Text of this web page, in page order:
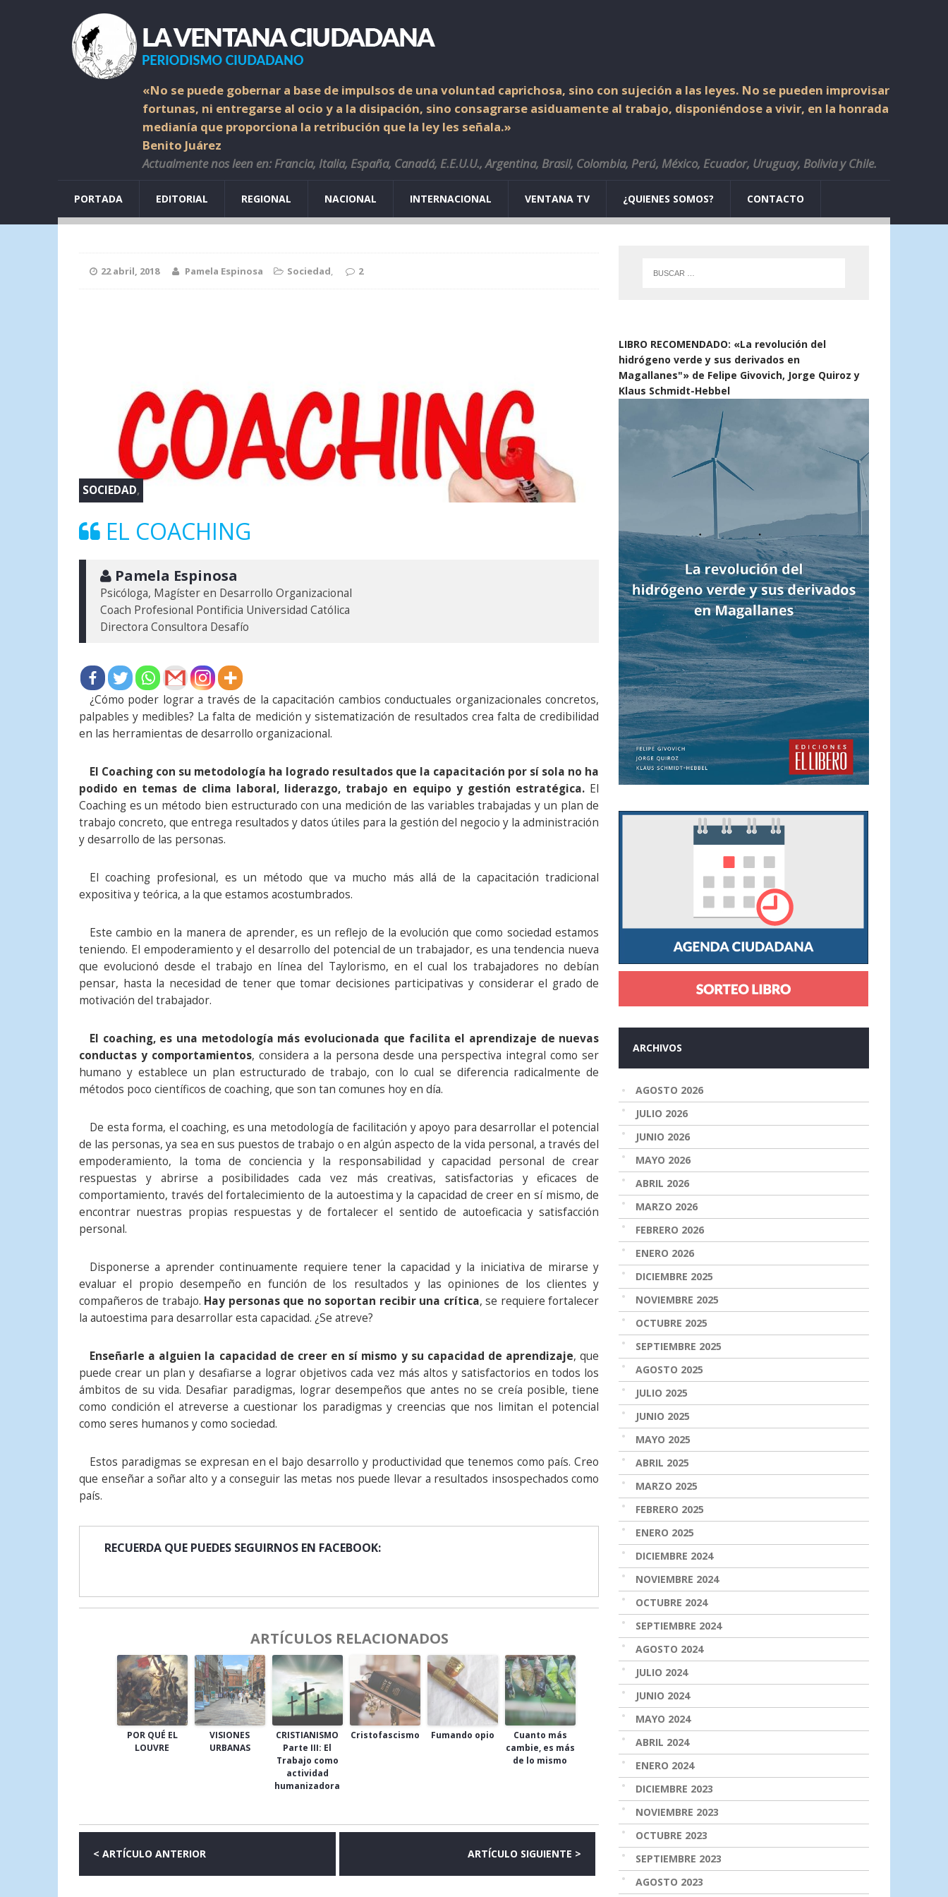
«No se puede gobernar a base de impulsos de una voluntad caprichosa, sino con sujeción a las leyes. No se pueden improvisar
fortunas, ni entregarse al ocio y a la disipación, sino consagrarse asiduamente al trabajo, disponiéndose a vivir, en la honrada
medianía que proporciona la retribución que la ley les señala.»
Benito Juárez
Actualmente nos leen en: Francia, Italia, España, Canadá, E.E.U.U., Argentina, Brasil, Colombia, Perú, México, Ecuador, Uruguay, Bolivia y Chile.
PORTADA EDITORIAL REGIONAL NACIONAL INTERNACIONAL VENTANA TV ¿QUIENES SOMOS? CONTACTO
22 abril, 2018 Pamela Espinosa Sociedad, 2
SOCIEDAD,
EL COACHING
Pamela Espinosa
Psicóloga, Magíster en Desarrollo Organizacional
Coach Profesional Pontificia Universidad Católica
Directora Consultora Desafío
¿Cómo poder lograr a través de la capacitación cambios conductuales organizacionales concretos,
palpables y medibles? La falta de medición y sistematización de resultados crea falta de credibilidad
en las herramientas de desarrollo organizacional.
El Coaching con su metodología ha logrado resultados que la capacitación por sí sola no ha
podido en temas de clima laboral, liderazgo, trabajo en equipo y gestión estratégica. El
Coaching es un método bien estructurado con una medición de las variables trabajadas y un plan de
trabajo concreto, que entrega resultados y datos útiles para la gestión del negocio y la administración
y desarrollo de las personas.
El coaching profesional, es un método que va mucho más allá de la capacitación tradicional
expositiva y teórica, a la que estamos acostumbrados.
Este cambio en la manera de aprender, es un reflejo de la evolución que como sociedad estamos
teniendo. El empoderamiento y el desarrollo del potencial de un trabajador, es una tendencia nueva
que evolucionó desde el trabajo en línea del Taylorismo, en el cual los trabajadores no debían
pensar, hasta la necesidad de tener que tomar decisiones participativas y considerar el grado de
motivación del trabajador.
El coaching, es una metodología más evolucionada que facilita el aprendizaje de nuevas
conductas y comportamientos, considera a la persona desde una perspectiva integral como ser
humano y establece un plan estructurado de trabajo, con lo cual se diferencia radicalmente de
métodos poco científicos de coaching, que son tan comunes hoy en día.
De esta forma, el coaching, es una metodología de facilitación y apoyo para desarrollar el potencial
de las personas, ya sea en sus puestos de trabajo o en algún aspecto de la vida personal, a través del
empoderamiento, la toma de conciencia y la responsabilidad y capacidad personal de crear
respuestas y abrirse a posibilidades cada vez más creativas, satisfactorias y eficaces de
comportamiento, través del fortalecimiento de la autoestima y la capacidad de creer en sí mismo, de
encontrar nuestras propias respuestas y de fortalecer el sentido de autoeficacia y satisfacción
personal.
Disponerse a aprender continuamente requiere tener la capacidad y la iniciativa de mirarse y
evaluar el propio desempeño en función de los resultados y las opiniones de los clientes y
compañeros de trabajo. Hay personas que no soportan recibir una crítica, se requiere fortalecer
la autoestima para desarrollar esta capacidad. ¿Se atreve?
Enseñarle a alguien la capacidad de creer en sí mismo y su capacidad de aprendizaje, que
puede crear un plan y desafiarse a lograr objetivos cada vez más altos y satisfactorios en todos los
ámbitos de su vida. Desafiar paradigmas, lograr desempeños que antes no se creía posible, tiene
como condición el atreverse a cuestionar los paradigmas y creencias que nos limitan el potencial
como seres humanos y como sociedad.
Estos paradigmas se expresan en el bajo desarrollo y productividad que tenemos como país. Creo
que enseñar a soñar alto y a conseguir las metas nos puede llevar a resultados insospechados como
país.
RECUERDA QUE PUEDES SEGUIRNOS EN FACEBOOK:
ARTÍCULOS RELACIONADOS
POR QUÉ EL
LOUVRE
VISIONES
URBANAS
CRISTIANISMO
Parte III: El
Trabajo como
actividad
humanizadora
Cristofascismo Fumando opio
Cuanto más
cambie, es más
de lo mismo
< ARTÍCULO ANTERIOR ARTÍCULO SIGUIENTE >
LIBRO RECOMENDADO: «La revolución del
hidrógeno verde y sus derivados en
Magallanes"» de Felipe Givovich, Jorge Quiroz y
Klaus Schmidt-Hebbel
ARCHIVOS
AGOSTO 2026
JULIO 2026
JUNIO 2026
MAYO 2026
ABRIL 2026
MARZO 2026
FEBRERO 2026
ENERO 2026
DICIEMBRE 2025
NOVIEMBRE 2025
OCTUBRE 2025
SEPTIEMBRE 2025
AGOSTO 2025
JULIO 2025
JUNIO 2025
MAYO 2025
ABRIL 2025
MARZO 2025
FEBRERO 2025
ENERO 2025
DICIEMBRE 2024
NOVIEMBRE 2024
OCTUBRE 2024
SEPTIEMBRE 2024
AGOSTO 2024
JULIO 2024
JUNIO 2024
MAYO 2024
ABRIL 2024
ENERO 2024
DICIEMBRE 2023
NOVIEMBRE 2023
OCTUBRE 2023
SEPTIEMBRE 2023
AGOSTO 2023